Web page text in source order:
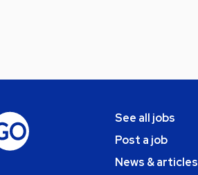
See all jobs
Post a job
News & articles